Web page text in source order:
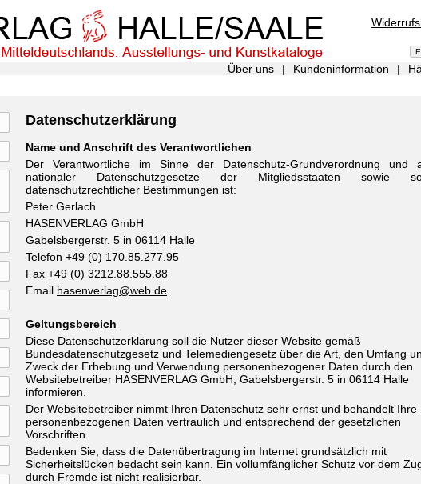
Über uns | Kundeninformation |
Datenschutzerklärung
Name und Anschrift des Verantwortlichen
Der Verantwortliche im Sinne der Datenschutz-Grundverordnung und
nationaler Datenschutzgesetze der Mitgliedsstaaten sowie
datenschutzrechtlicher Bestimmungen ist:
Peter Gerlach
HASENVERLAG GmbH
Gabelsbergerstr. 5 in 06114 Halle
Telefon +49 (0) 170.85.277.95
Fax +49 (0) 3212.88.555.88
Email hasenverlag@web.de
Geltungsbereich
Diese Datenschutzerklärung soll die Nutzer dieser Website gemäß
Bundesdatenschutzgesetz und Telemediengesetz über die Art, den Umfang
Zweck der Erhebung und Verwendung personenbezogener Daten durch den
Websitebetreiber HASENVERLAG GmbH, Gabelsbergerstr. 5 in 06114 Halle
informieren.
Der Websitebetreiber nimmt Ihren Datenschutz sehr ernst und behandelt Ihre
personenbezogenen Daten vertraulich und entsprechend der gesetzlichen
Vorschriften.
Bedenken Sie, dass die Datenübertragung im Internet grundsätzlich mit
Sicherheitslücken bedacht sein kann. Ein vollumfänglicher Schutz vor dem
durch Fremde ist nicht realisierbar.